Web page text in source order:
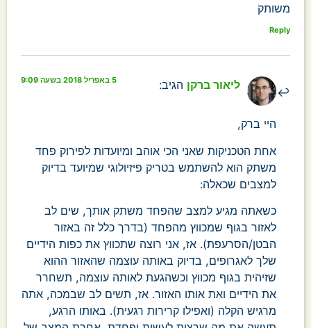
משותק
Reply
ליאור ברקן הגיב: 5 באפריל 2018 בשעה 9:09
היי ברק,
אחת הטכניקות שאני הכי אוהב ומיועדות לפירוק פחד
משתק הוא להשתמש בטריק פיזיולוגי שמיועד בדיוק
למצבים שכאלה:
כשאתה מגיע למצב שהפחד משתק אותך, שים לב
לאזור בגוף שמכווץ מהפחד (בדרך כלל זה באזור
הבטן/הסרעפת). אז, אני רוצה שתכווץ את כפות הידיים
שלך לאגרופים, בדיוק באותה עוצמה שהאזור ההוא
שזיהית בגוף מכווץ וכשהגעת לאותה עוצמה, תשחרר
את הידיים ואת אותו האזור. אז, תשים לב שבמכה, אתה
מרגיש הקלה (ואפילו קרירות רגעית). באותו הרגע,